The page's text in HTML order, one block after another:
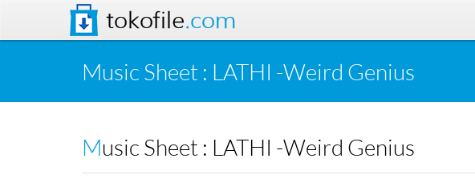
tokofile.com
Music Sheet : LATHI -Weird Genius
Music Sheet : LATHI -Weird Genius